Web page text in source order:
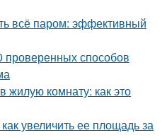
всё паром: эффективный
проверенных способов
жилую комнату: как это
увеличить ее площадь за